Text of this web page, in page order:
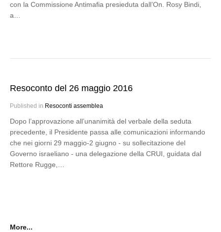
con la Commissione Antimafia presieduta dall’On. Rosy Bindi,
a…
Resoconto del 26 maggio 2016
Published in Resoconti assemblea
Dopo l’approvazione all’unanimità del verbale della seduta
precedente, il Presidente passa alle comunicazioni informando
che nei giorni 29 maggio-2 giugno - su sollecitazione del
Governo israeliano - una delegazione della CRUI, guidata dal
Rettore Rugge,…
More...